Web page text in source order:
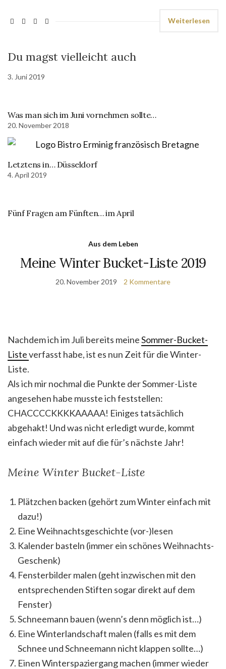
Weiterlesen
Du magst vielleicht auch
3. Juni 2019
Was man sich im Juni vornehmen sollte…
20. November 2018
Letztens in… Düsseldorf
4. April 2019
Fünf Fragen am Fünften… im April
Aus dem Leben
Meine Winter Bucket-Liste 2019
20. November 2019 2 Kommentare
Nachdem ich im Juli bereits meineSommer-Bucket-
Listeverfasst habe, ist es nun Zeit für die Winter-
Liste.
Als ich mir nochmal die Punkte der Sommer-Liste
angesehen habe musste ich feststellen:
CHACCCCKKKKAAAAA! Einiges tatsächlich
abgehakt! Und was nicht erledigt wurde, kommt
einfach wieder mit auf die für’s nächste Jahr!
Meine Winter Bucket-Liste
Plätzchen backen (gehört zum Winter einfach mit
dazu!)
Eine Weihnachtsgeschichte (vor-)lesen
Kalender basteln (immer ein schönes Weihnachts-
Geschenk)
Fensterbilder malen (geht inzwischen mit den
entsprechenden Stiften sogar direkt auf dem
Fenster)
Schneemann bauen (wenn’s denn möglich ist…)
Eine Winterlandschaft malen (falls es mit dem
Schnee und Schneemann nicht klappen sollte…)
Einen Winterspaziergang machen (immer wieder